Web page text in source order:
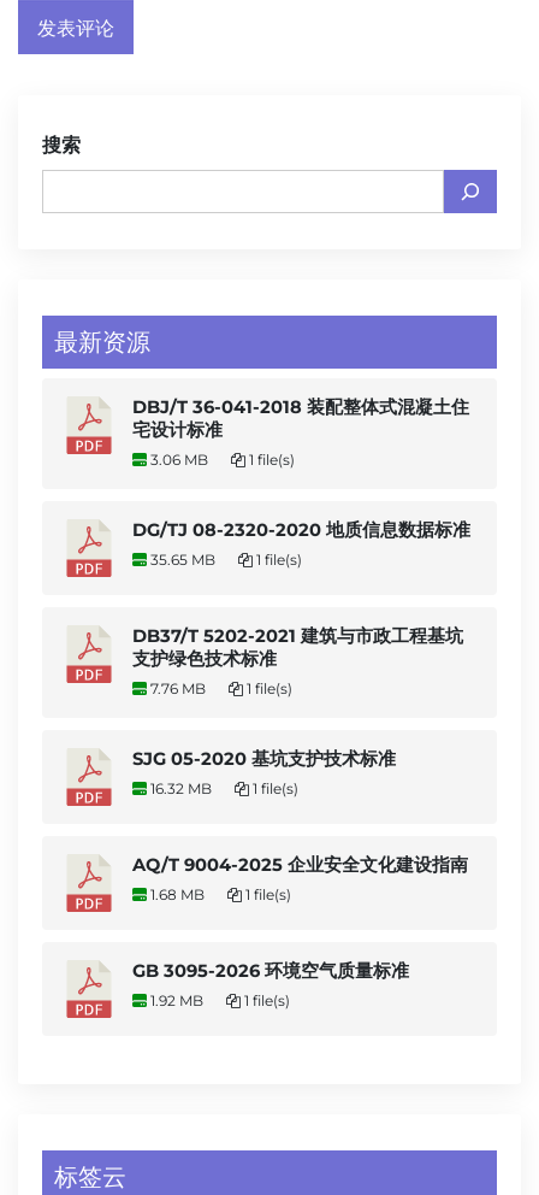
搜索
最新资源
DBJ/T 36-041-2018 装配整体式混凝土住
宅设计标准
3.06 MB 1 file(s)
DG/TJ 08-2320-2020 地质信息数据标准
35.65 MB 1 file(s)
DB37/T 5202-2021 建筑与市政工程基坑
支护绿色技术标准
7.76 MB 1 file(s)
SJG 05-2020 基坑支护技术标准
16.32 MB 1 file(s)
AQ/T 9004-2025 企业安全文化建设指南
1.68 MB 1 file(s)
GB 3095-2026 环境空气质量标准
1.92 MB 1 file(s)
标签云